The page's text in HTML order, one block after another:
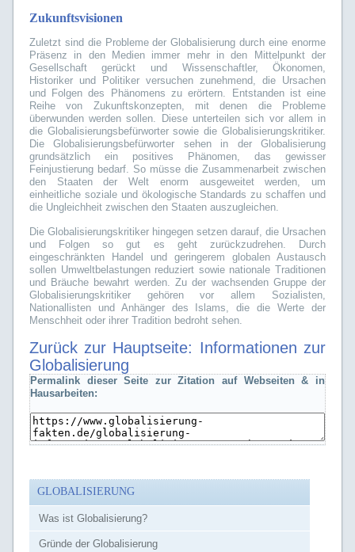
Zukunftsvisionen
Zuletzt sind die Probleme der Globalisierung durch eine enorme
Präsenz in den Medien immer mehr in den Mittelpunkt der
Gesellschaft gerückt und Wissenschaftler, Ökonomen,
Historiker und Politiker versuchen zunehmend, die Ursachen
und Folgen des Phänomens zu erörtern. Entstanden ist eine
Reihe von Zukunftskonzepten, mit denen die Probleme
überwunden werden sollen. Diese unterteilen sich vor allem in
die Globalisierungsbefürworter sowie die Globalisierungskritiker.
Die Globalisierungsbefürworter sehen in der Globalisierung
grundsätzlich ein positives Phänomen, das gewisser
Feinjustierung bedarf. So müsse die Zusammenarbeit zwischen
den Staaten der Welt enorm ausgeweitet werden, um
einheitliche soziale und ökologische Standards zu schaffen und
die Ungleichheit zwischen den Staaten auszugleichen.
Die Globalisierungskritiker hingegen setzen darauf, die Ursachen
und Folgen so gut es geht zurückzudrehen. Durch
eingeschränkten Handel und geringerem globalen Austausch
sollen Umweltbelastungen reduziert sowie nationale Traditionen
und Bräuche bewahrt werden. Zu der wachsenden Gruppe der
Globalisierungskritiker gehören vor allem Sozialisten,
Nationallisten und Anhänger des Islams, die die Werte der
Menschheit oder ihrer Tradition bedroht sehen.
Zurück zur Hauptseite: Informationen zur
Globalisierung
Permalink dieser Seite zur Zitation auf Webseiten & in
Hausarbeiten:
GLOBALISIERUNG
Was ist Globalisierung?
Gründe der Globalisierung